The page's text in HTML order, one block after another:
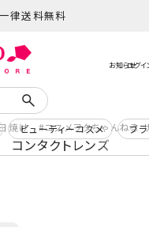
律送料無料
焼け コスメヲタちゃんねる
コンタクトレンズ
ビューティーコスメ ブ